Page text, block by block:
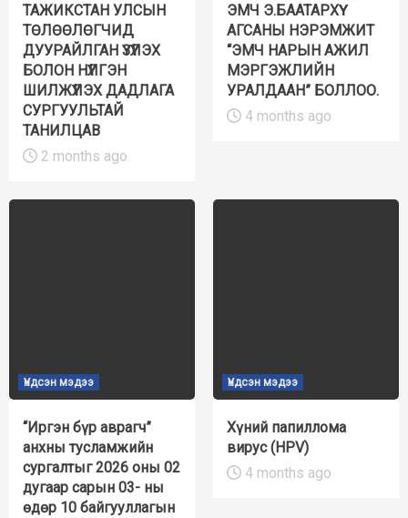
ТАЖИКСТАН УЛСЫН
ТӨЛӨӨЛӨГЧИД
ДУУРАЙЛГАН ҮЗҮҮЛЭХ
БОЛОН НҮҮЛГЭН
ШИЛЖҮҮЛЭХ ДАДЛАГА
СУРГУУЛЬТАЙ
ТАНИЛЦАВ
2 months ago
ЭМЧ Э.БААТАРХҮҮ
АГСАНЫ НЭРЭМЖИТ
“ЭМЧ НАРЫН АЖИЛ
МЭРГЭЖЛИЙН
УРАЛДААН” БОЛЛОО.
4 months ago
Үндсэн мэдээ
“Иргэн бүр аврагч”
анхны тусламжийн
сургалтыг 2026 оны 02
дугаар сарын 03- ны
өдөр 10 байгууллагын
Үндсэн мэдээ
Хүний папиллома
вирус (HPV)
4 months ago